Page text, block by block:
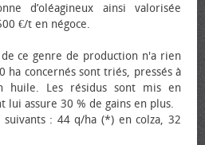
d’oléagineux ainsi valorisée
€/t en négoce.
ce genre de production n'a rien
ha concernés sont triés, pressés à
huile. Les résidus sont mis en
lui assure 30 % de gains en plus.
: 44 q/ha (*) en colza, 32